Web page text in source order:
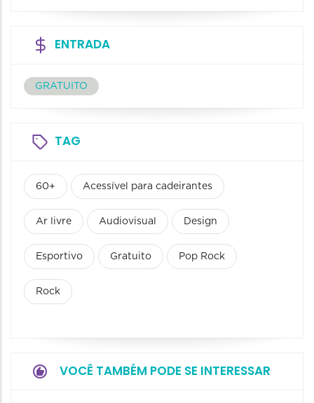
ENTRADA
GRATUITO
TAG
60+ Acessível para cadeirantes
Ar livre Audiovisual Design
Esportivo Gratuito Pop Rock
Rock
VOCÊ TAMBÉM PODE SE INTERESSAR